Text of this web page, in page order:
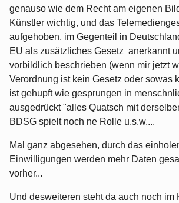
genauso wie dem Recht am eigenen
Künstler wichtig, und das
aufgehoben, im Gegenteil in
EU als zusätzliches Gesetz anerkannt
vorbildlich beschrieben (wenn mir jetzt
Verordnung ist kein Gesetz oder sowas
ist gehupft wie gesprungen in
ausgedrückt "alles Quatsch mit
BDSG spielt noch ne Rolle u.s.w....
Mal ganz abgesehen, durch das
Einwilligungen werden mehr Daten
vorher...
Und desweiteren steht da auch noch im